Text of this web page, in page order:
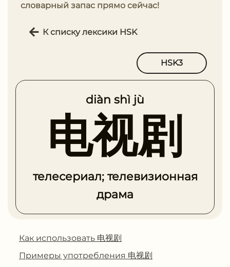
словарный запас прямо сейчас!
К списку лексики HSK
HSK3
diàn shì jù
电视剧
телесериал; телевизионная
драма
Как использовать 电视剧
Примеры употребления 电视剧